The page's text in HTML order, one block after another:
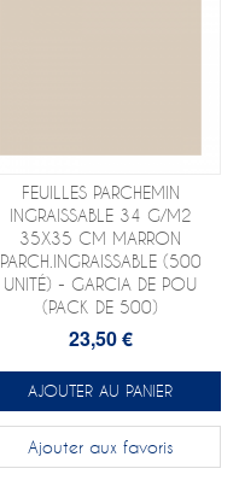
FEUILLES PARCHEMIN
INGRAISSABLE 34 G/M2
35X35 CM MARRON
PARCH.INGRAISSABLE (500
UNITÉ) - GARCIA DE POU
(PACK DE 500)
23,50 €
AJOUTER AU PANIER
Ajouter aux favoris